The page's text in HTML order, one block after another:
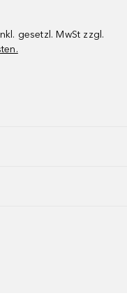
gesetzl. MwSt zzgl.